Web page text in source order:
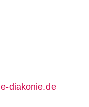
diakonie.de